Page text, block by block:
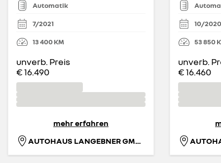
Automatik
7/2021
13 400KM
unverb. Preis
€ 16.490
mehr erfahren
AUTOHAUS LANGEBNER GMBH
10/2020
53 850
unverb.
€ 16.460